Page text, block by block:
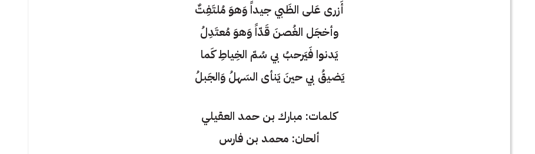
أَزرى عَلى الظَبي جيداً وَهوَ مُلتَفِتٌ
وأخجَل الغُصنَ قَدّاً وَهوَ مُعتَدِلُ
يَدنوا فَيَرحبُ بي سُمّ الخِياطِ كَما
يَضيقُ بي حينَ يَنأى السَهلُ وَالجَبلُ
كلمات: مبارك بن حمد العقيلي
ألحان: محمد بن فارس